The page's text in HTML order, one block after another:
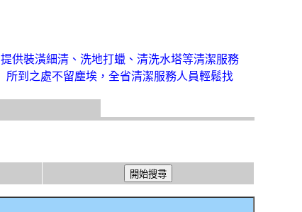
提供裝潢細清、洗地打蠟、清洗水塔等清潔服務
所到之處不留塵埃，全省清潔服務人員輕鬆找